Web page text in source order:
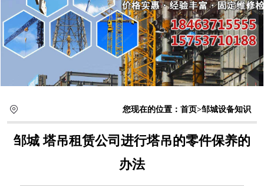
您现在的位置： 首页>邹城设备知识
邹城 塔吊租赁公司进行塔吊的零件保养的
办法